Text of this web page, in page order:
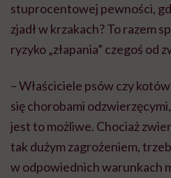
stuprocentowej pewności,
zjadł w krzakach? To razem
ryzyko „złapania” czegoś od
– Właściciele psów czy
się chorobami
jest to możliwe. Chociaż
tak dużym zagrożeniem,
w odpowiednich warunkach